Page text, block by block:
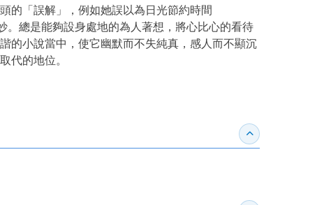
的「誤解」，例如她誤以為日光節約時間
。總是能夠設身處地的為人著想，將心比心的看待
的小說當中，使它幽默而不失純真，感人而不顯沉
代的地位。
收合得獎紀錄